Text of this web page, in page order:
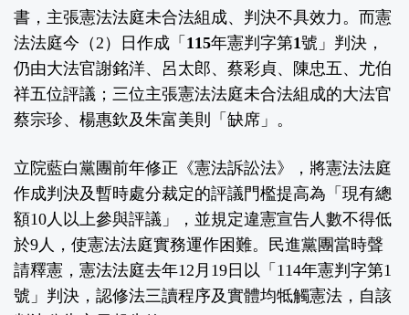
書，主張憲法法庭未合法組成、判決不具效力。而憲
法法庭今（2）日作成「 115年憲判字第1號 」判決，
仍由大法官謝銘洋、呂太郎、蔡彩貞、陳忠五、尤伯
祥五位評議；三位主張憲法法庭未合法組成的大法官
蔡宗珍、楊惠欽及朱富美則「缺席」。
立院藍白黨團前年修正《憲法訴訟法》，將憲法法庭
作成判決及暫時處分裁定的評議門檻提高為「現有總
額10人以上參與評議」，並規定違憲宣告人數不得低
於9人，使憲法法庭實務運作困難。民進黨團當時聲
請釋憲，憲法法庭去年12月19日以「114年憲判字第1
號」判決，認修法三讀程序及實體均牴觸憲法，自該